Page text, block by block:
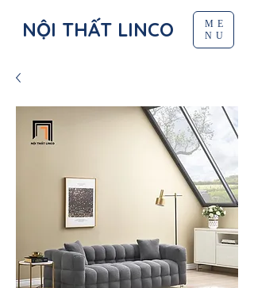
NỘI THẤT LINCO
ME
NU